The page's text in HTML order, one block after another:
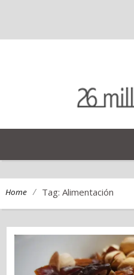
Home / Tag: Alimentación